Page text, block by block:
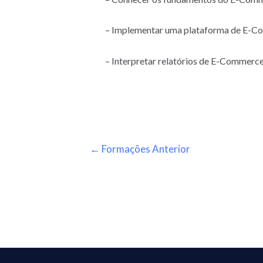
– Implementar uma plataforma de E-
– Interpretar relatórios de E-
← Formações Anterior